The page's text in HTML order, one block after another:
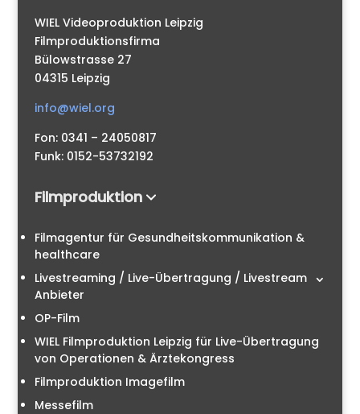
WIEL Videoproduktion Leipzig
Filmproduktionsfirma
Bülowstrasse 27
04315 Leipzig
info@wiel.org
Fon: 0341 – 24050817
Funk: 0152-53732192
Filmproduktion
Filmagentur für Gesundheitskommunikation &
healthcare
Livestreaming / Live-Übertragung / Livestream
Anbieter
OP-Film
WIEL Filmproduktion Leipzig für Live-Übertragung
von Operationen & Ärztekongress
Filmproduktion Imagefilm
Messefilm